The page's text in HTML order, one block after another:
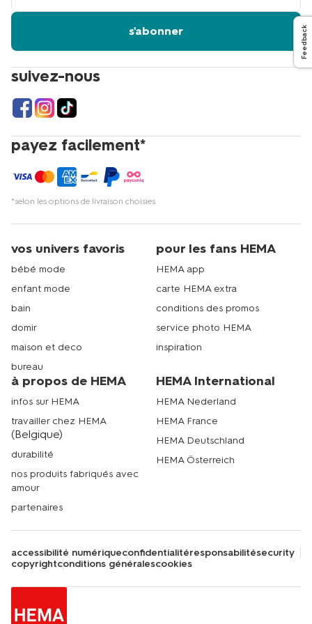
suivez-nous
payez facilement*
*selon les options de livraison choisies
s'abonner
vos univers favoris
bébé mode
enfant mode
bain
domir
maison et deco
bureau
pour les fans HEMA
HEMA app
carte HEMA extra
conditions des promos
service photo HEMA
inspiration
à propos de HEMA
infos sur HEMA
travailler chez HEMA
(Belgique)
durabilité
nos produits fabriqués avec
amour
partenaires
HEMA International
HEMA Nederland
HEMA France
HEMA Deutschland
HEMA Österreich
accessibilité numériqueconfidentialitéresponsabilitésecurity
copyrightconditions généralescookies
Feedback